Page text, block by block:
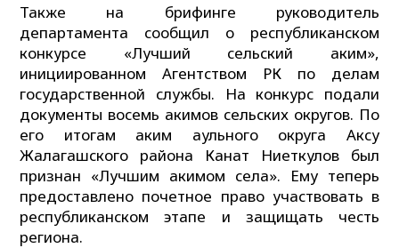
Также на брифинге руководитель
департамента сообщил о республиканском
конкурсе «Лучший сельский аким»,
инициированном Агентством РК по делам
государственной службы. На конкурс подали
документы восемь акимов сельских округов. По
его итогам аким аульного округа Аксу
Жалагашского района Канат Ниеткулов был
признан «Лучшим акимом села». Ему теперь
предоставлено почетное право участвовать в
республиканском этапе и защищать честь
региона.